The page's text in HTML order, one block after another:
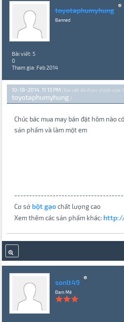
toyotaphumyhung
Banned
Bài viết: 5
0
Tham gia: Feb 2014
10-18-2014, 11:13 PM (Bài viết đã được chỉnh sửa:
toyotaphumyhung.)
Chúc bác mua may bán đặt hôm nào
sản phẩm và làm một em
Cơ sở bột gạochất lượng cao
Xem thêm các sản phẩm khác:
sonlt49
Đam Mê